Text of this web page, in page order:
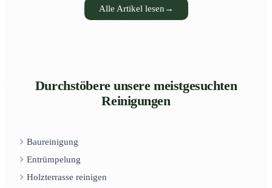
Alle Artikel lesen →
Durchstöbere unsere meistgesuchten
Reinigungen
Baureinigung
Entrümpelung
Holzterrasse reinigen